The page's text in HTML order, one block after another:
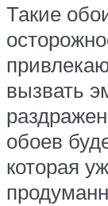
Такие
вызвать
обоев
которая